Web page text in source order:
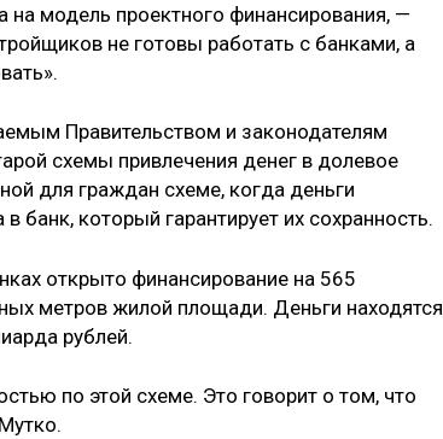
на модель проектного финансирования, —
не готовы работать с банками, а
Правительством и законодателям
схемы привлечения денег в долевое
для граждан схеме, когда деньги
банк, который гарантирует их сохранность.
открыто финансирование на 565
метров жилой площади. Деньги находятся
рублей.
по этой схеме. Это говорит о том, что